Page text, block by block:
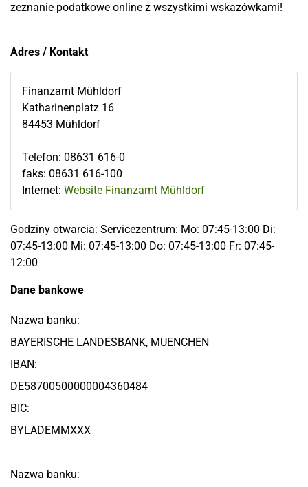
zeznanie podatkowe online z wszystkimi wskazówkami!
Adres / Kontakt
Finanzamt Mühldorf
Katharinenplatz 16
84453 Mühldorf
Telefon: 08631 616-0
faks: 08631 616-100
Internet: Website Finanzamt Mühldorf
Godziny otwarcia: Servicezentrum: Mo: 07:45-13:00 Di:
07:45-13:00 Mi: 07:45-13:00 Do: 07:45-13:00 Fr: 07:45-
12:00
Dane bankowe
Nazwa banku:
BAYERISCHE LANDESBANK, MUENCHEN
IBAN:
DE58700500000004360484
BIC:
BYLADEMMXXX
Nazwa banku: